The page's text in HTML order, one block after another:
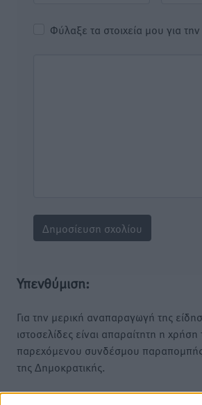
Φύλαξε τα στοιχεία μου για
Υπενθύμιση:
Για την μερική αναπαραγωγή της
ιστοσελίδες είναι απαραίτητη η
παρεχόμενου συνδέσμου
της Δημοκρατικής.